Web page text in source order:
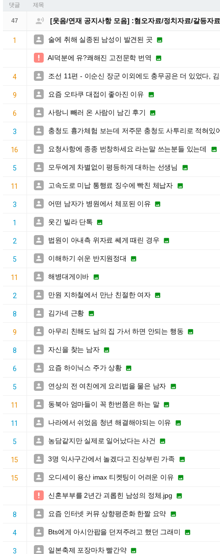
댓글 제목
47  [웃음/연재 공지사항 모음] :혐오자료/정치자료/갈등자
1  술에 취해 실종된 남성이 발견된 곳 
 AI덕분에 유?쾌해진 고전문학 번역 
4  조선 11편 - 이순신 장군 이외에도 충무공은 더 있었다,
9  요즘 오타쿠 대접이 좋아진 이유 
6  사랑니 빼러 온 사람이 남긴 후기 
3  충청도 흉가체험 보는데 저주문 충청도 사투리로 적혀있
16  요청사항에 종종 번창하세요 라는말 쓰는분들 있는데 
5  모두에게 차별없이 평등하게 대하는 선생님 
11  고속도로 미납 통행료 징수에 빡친 체납자 
3  어떤 남자가 병원에서 체포된 이유 
1  웃긴 빌라 단톡 
2  법원이 아내측 위자료 쎄게 때린 경우 
5  이해하기 쉬운 반지원정대 
11  해병대게이바 
2  만원 지하철에서 만난 친절한 여자 
8  김가네 근황 
9  아무리 친해도 남의 집 가서 하면 안되는 행동 
8  자신을 찾는 남자 
6  요즘 하이닉스 주가 상황 
5  연상의 전 여친에게 요리법을 물은 남자 
11  동북아 엄마들이 꼭 한번쯤은 하는 말 
11  나라에서 쉬었음 청년 해결해야되는 이유 
5  농담같지만 실제로 일어났다는 사건 
15  3명 익사구간에서 놀겠다고 진상부린 가족 
15  오디세이 용산 imax 티켓팅이 어려운 이유 
 신혼부부를 2년간 괴롭힌 남성의 정체.jpg 
8  요즘 인터넷 커뮤 상향평준화 한짤 요약 
4  Bts에게 아시안팝을 던져주려고 했던 그래미 
3  일본축제 포장마차 빨간약 